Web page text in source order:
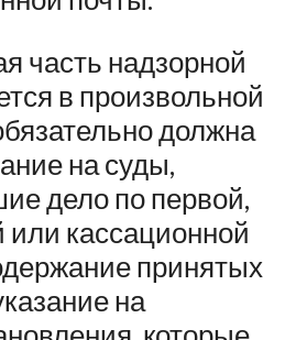
часть надзорной
в произвольной
должна
на суды,
дело по первой,
кассационной
принятых
на